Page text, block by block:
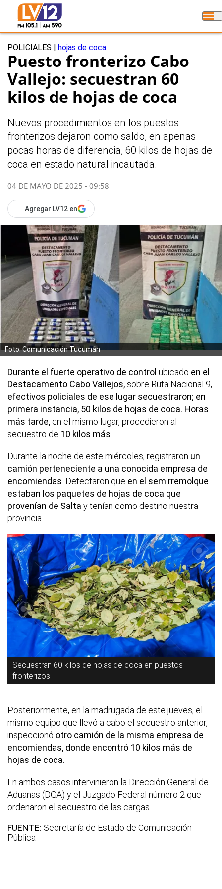
POLICIALES hojas de coca
Puesto fronterizo Cabo
Vallejo: secuestran 60
kilos de hojas de coca
Nuevos procedimientos en los puestos
fronterizos dejaron como saldo, en apenas
pocas horas de diferencia, 60 kilos de hojas de
coca en estado natural incautada.
04 DE MAYO DE 2025 - 09:58
Agregar LV12 en
Foto: Comunicación Tucumán
Durante el fuerte operativo de control ubicado en el
Destacamento Cabo Vallejos, sobre Ruta Nacional 9,
efectivos policiales de ese lugar secuestraron; en
primera instancia, 50 kilos de hojas de coca. Horas
más tarde, en el mismo lugar, procedieron al
secuestro de 10 kilos más
Durante la noche de este miércoles, registraron un
camión perteneciente a una conocida empresa de
encomiendas . Detectaron que en el semirremolque
estaban los paquetes de hojas de coca que
provenían de Salta y tenían como destino nuestra
provincia.
Secuestran 60 kilos de hojas de coca en puestos
fronterizos.
Posteriormente, en la madrugada de este jueves, el
mismo equipo que llevó a cabo el secuestro anterior,
inspeccionó otro camión de la misma empresa de
encomiendas, donde encontró 10 kilos más de
hojas de coca.
En ambos casos intervinieron la Dirección General de
Aduanas (DGA) y el Juzgado Federal número 2 que
ordenaron el secuestro de las cargas.
FUENTE: Secretaría de Estado de Comunicación
Pública